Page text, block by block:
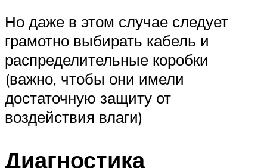
Но даже в этом случае следует
грамотно выбирать кабель и
распределительные коробки
(важно, чтобы они имели
достаточную защиту от
воздействия влаги)
Диагностика